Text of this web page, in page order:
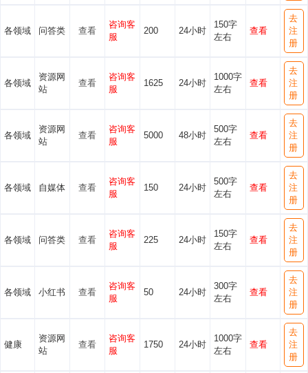
各领域 问答类 查看
咨询客
服
200 24小时
150字
左右
查看
去
注
册
各领域
资源网
站
查看
咨询客
服
1625 24小时
1000字
左右
查看
去
注
册
各领域
资源网
站
查看
咨询客
服
5000 48小时
500字
左右
查看
去
注
册
各领域 自媒体 查看
咨询客
服
150 24小时
500字
左右
查看
去
注
册
各领域 问答类 查看
咨询客
服
225 24小时
150字
左右
查看
去
注
册
各领域 小红书 查看
咨询客
服
50 24小时
300字
左右
查看
去
注
册
健康
资源网
站
查看
咨询客
服
1750 24小时
1000字
左右
查看
去
注
册